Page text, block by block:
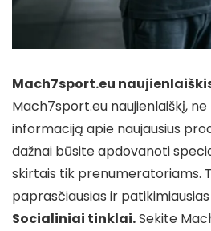
Mach7sport.eu
Mach7sport.eu naujienlaiškį,
informaciją apie naujausius
dažnai būsite apdovanoti
skirtais tik prenumeratoriams.
paprasčiausias ir
Socialiniai tinklai.Sekite